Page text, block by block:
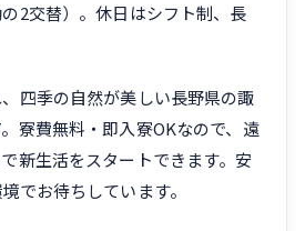
2交替）。休日はシフト制、長
四季の自然が美しい長野県の諏
寮費無料・即入寮OKなので、遠
新生活をスタートできます。安
でお待ちしています。